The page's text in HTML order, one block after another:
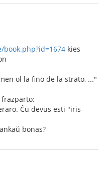
kies
ol la fino de la strato, ..."
Ĉu devus esti "iris
bonas?